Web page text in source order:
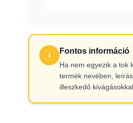
Fontos információ
Ha nem egyezik a tok
termék nevében,
illeszkedő